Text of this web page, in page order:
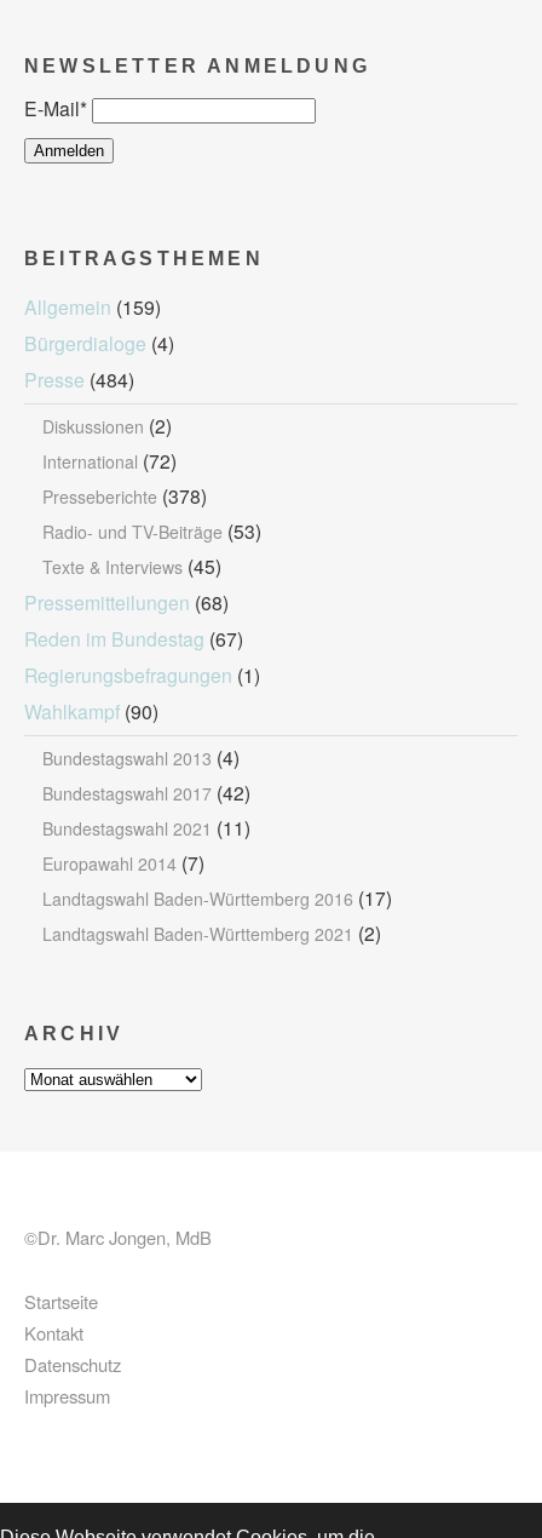
NEWSLETTER ANMELDUNG
E-Mail*
BEITRAGSTHEMEN
Allgemein (159)
Bürgerdialoge (4)
Presse (484)
Diskussionen (2)
International (72)
Presseberichte (378)
Radio- und TV-Beiträge (53)
Texte & Interviews (45)
Pressemitteilungen (68)
Reden im Bundestag (67)
Regierungsbefragungen (1)
Wahlkampf (90)
Bundestagswahl 2013 (4)
Bundestagswahl 2017 (42)
Bundestagswahl 2021 (11)
Europawahl 2014 (7)
Landtagswahl Baden-Württemberg 2016 (17)
Landtagswahl Baden-Württemberg 2021 (2)
ARCHIV
Archiv
©Dr. Marc Jongen, MdB
Startseite
Kontakt
Datenschutz
Impressum